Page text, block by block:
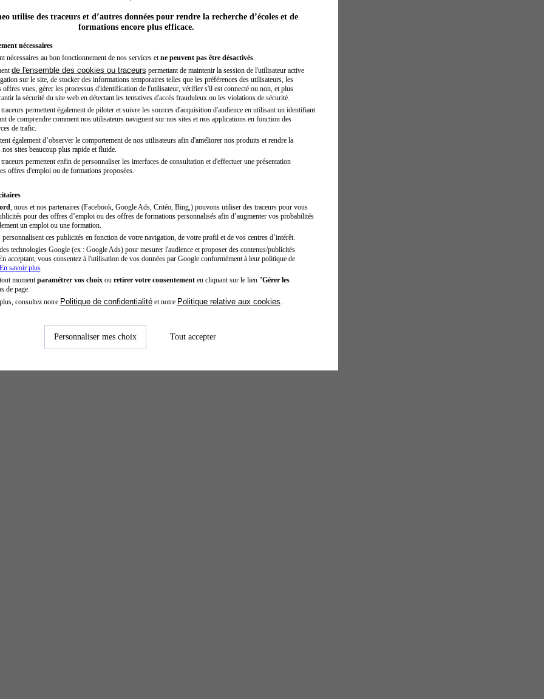
utilise des traceurs et d’autres données pour rendre la recherche d’écoles et de
formations encore plus efficace.
nécessaires
nécessaires au bon fonctionnement de nos services et ne peuvent pas être désactivés.
de l'ensemble des cookies ou traceurs permettant de maintenir la session de l'utilisateur active
sur le site, de stocker des informations temporaires telles que les préférences des utilisateurs, les
offres vues, gérer les processus d'identification de l'utilisateur, vérifier s'il est connecté ou non, et plus
la sécurité du site web en détectant les tentatives d'accès frauduleux ou les violations de sécurité.
permettent également de piloter et suivre les sources d'acquisition d'audience en utilisant un identifiant
de comprendre comment nos utilisateurs naviguent sur nos sites et nos applications en fonction des
de trafic.
également d’observer le comportement de nos utilisateurs afin d'améliorer nos produits et rendre la
sites beaucoup plus rapide et fluide.
permettent enfin de personnaliser les interfaces de consultation et d'effectuer une présentation
offres d'emploi ou de formations proposées.
, nous et nos partenaires (Facebook, Google Ads, Critéo, Bing,) pouvons utiliser des traceurs pour vous
pour des offres d’emploi ou des offres de formations personnalisés afin d’augmenter vos probabilités
un emploi ou une formation.
ces publicités en fonction de votre navigation, de votre profil et de vos centres d’intérêt.
technologies Google (ex : Google Ads) pour mesurer l'audience et proposer des contenus/publicités
acceptant, vous consentez à l'utilisation de vos données par Google conformément à leur politique de
savoir plus
moment paramétrer vos choixou retirer votre consentementen cliquant sur le lien "Gérer les
de page.
consultez notre Politique de confidentialitéet notre Politique relative aux cookies
Personnaliser mes choix Tout accepter